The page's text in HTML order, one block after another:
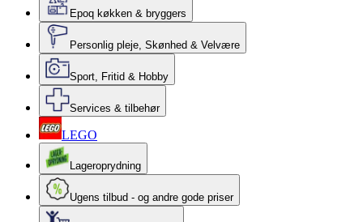
Epoq køkken & bryggers
Personlig pleje, Skønhed & Velvære
Sport, Fritid & Hobby
Services & tilbehør
LEGO
Lageroprydning
Ugens tilbud - og andre gode priser